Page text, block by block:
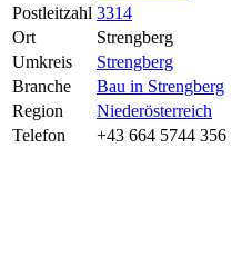
Postleitzahl 3314
Ort
Strengberg
Umkreis
Strengberg
Branche
Bau in Strengberg
Region
Niederösterreich
Telefon
+43 664 5744 356